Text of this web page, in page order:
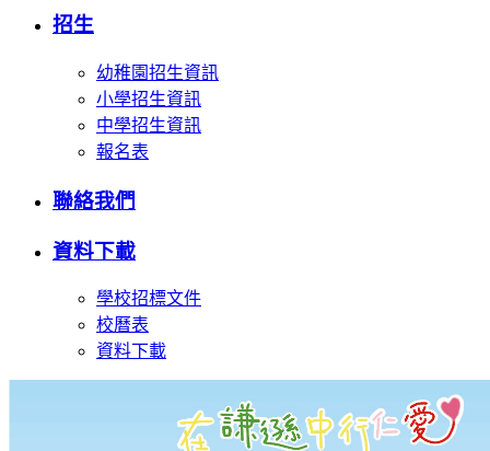
招生
幼稚園招生資訊
小學招生資訊
中學招生資訊
報名表
聯絡我們
資料下載
學校招標文件
校曆表
資料下載